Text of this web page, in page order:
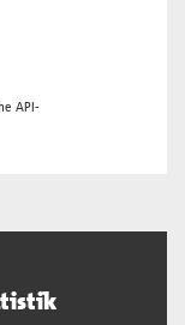
API-